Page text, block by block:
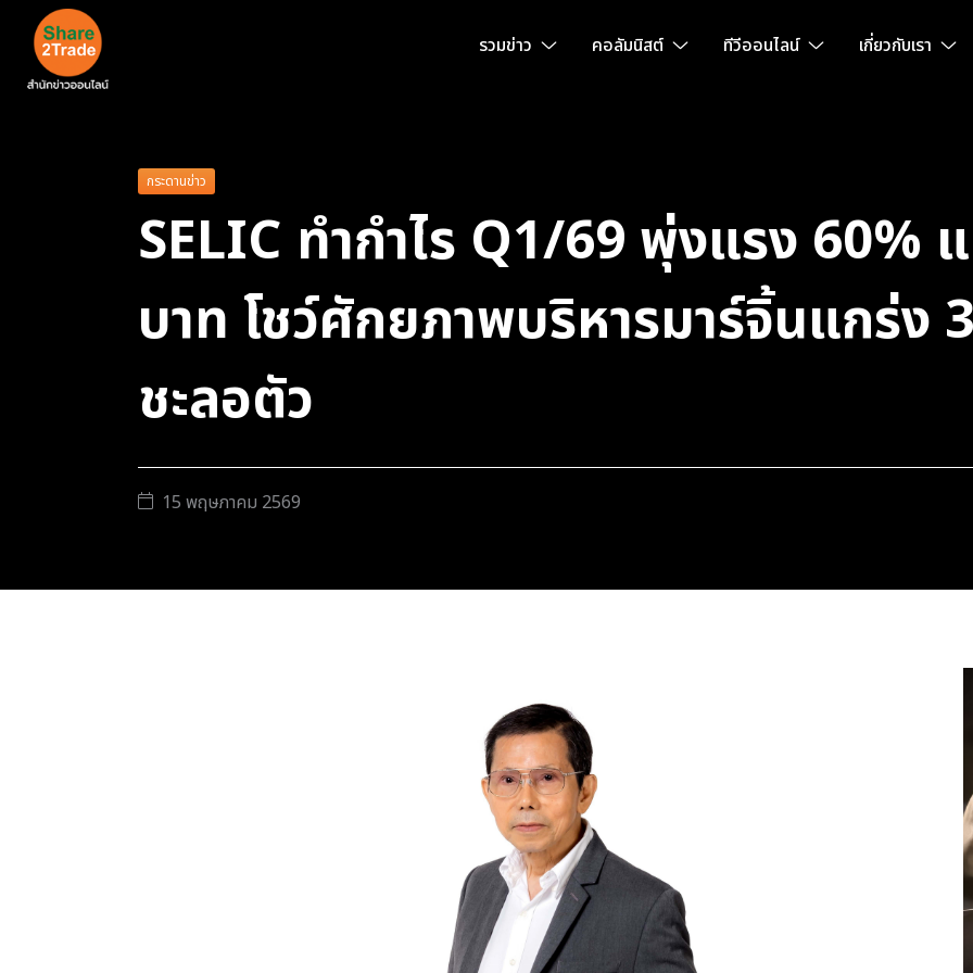
รวมข่าว คอลัมนิสต์ ทีวีออนไลน์ เกี่ยวกับเรา
กระดานข่าว
SELIC ทำกำไร Q1/69 พุ่งแรง 60%
บาท โชว์ศักยภาพบริหารมาร์จิ้นแกร่ง
ชะลอตัว
15 พฤษภาคม 2569